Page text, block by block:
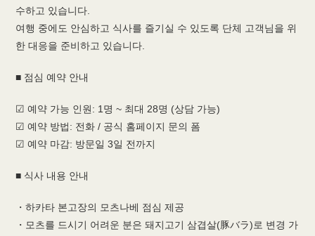
수하고 있습니다.
여행 중에도 안심하고 식사를 즐기실 수 있도록 단체 고객님을 위
한 대응을 준비하고 있습니다.
■ 점심 예약 안내
☑︎ 예약 가능 인원: 1명 ~ 최대 28명 (상담 가능)
☑︎ 예약 방법: 전화 / 공식 홈페이지 문의 폼
☑︎ 예약 마감: 방문일 3일 전까지
■ 식사 내용 안내
・하카타 본고장의 모츠나베 점심 제공
・모츠를 드시기 어려운 분은 돼지고기 삼겹살(豚バラ)로 변경 가